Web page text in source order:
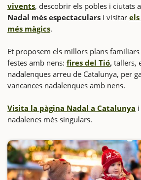
vivents, descobrir els pobles i ciutats
Nadal més espectaculars i visitar
més màgics.
Et proposem els millors plans
festes amb nens: fires del Tió, tallers,
nadalenques arreu de Catalunya, per
vancances nadalenques amb nens.
Visita la pàgina Nadal a Catalunya i
nadalencs més singulars.